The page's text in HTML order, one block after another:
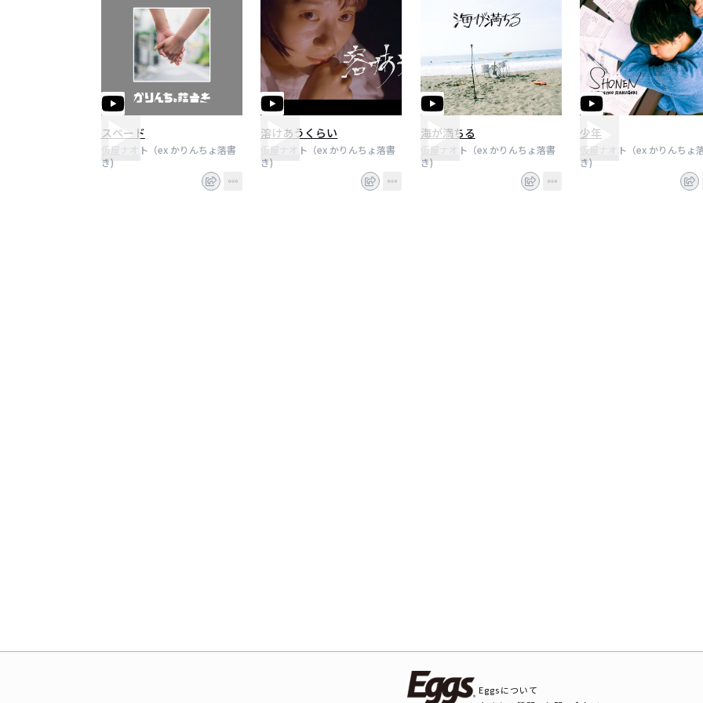
スペード
仮屋ナオト（ex かりんちょ落書
き)
溶けあうくらい
仮屋ナオト（ex かりんちょ落書
き)
海が満ちる
仮屋ナオト（ex かりんちょ落書
き)
少年
仮屋ナオト（ex かりんちょ
き)
Eggsについて